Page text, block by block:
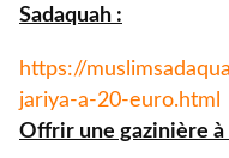
Sadaquah :
https://
jariya-a-20-euro.html
Offrir une gazinière à